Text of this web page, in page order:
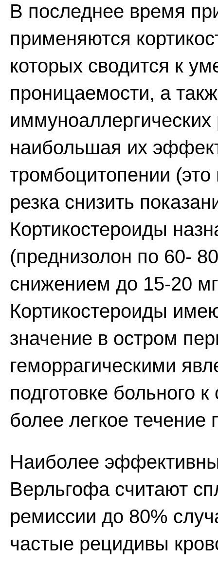
В последнее время
применяются
которых сводится к
проницаемости, а
наибольшая их
тромбоцитопении
резка снизить
Кортикостероиды
(преднизолон по 60-
снижением до 15-20
Кортикостероиды
значение в остром
геморрагическими
подготовке больного
более легкое течение
Наиболее
Верльгофа считают
ремиссии до 80%
частые рецидивы